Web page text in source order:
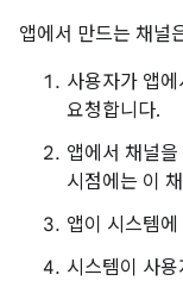
앱에서 만드는 채널
사용자가 앱
요청합니다.
앱에서 채널을
시점에는 이
앱이 시스템
시스템이 사